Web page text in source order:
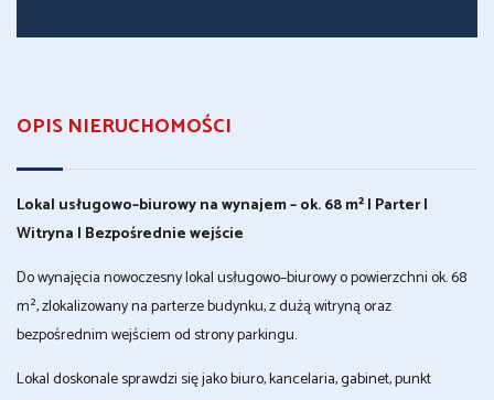
OPIS NIERUCHOMOŚCI
Lokal usługowo–biurowy na wynajem – ok. 68 m² | Parter |
Witryna | Bezpośrednie wejście
Do wynajęcia nowoczesny lokal usługowo–biurowy o powierzchni ok. 68
m², zlokalizowany na parterze budynku, z dużą witryną oraz
bezpośrednim wejściem od strony parkingu.
Lokal doskonale sprawdzi się jako biuro, kancelaria, gabinet, punkt